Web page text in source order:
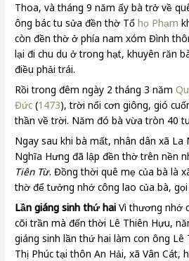
Thoa, và tháng 9 năm ấy bà trở về
ông bác tu sửa đền thờ Tổhọ Phạm
còn đền thờ ở phía nam xóm Đình
lại đi chu du ở trong hạt, khuyên răn
điều phải trái.
Rồi trong đêm ngày 2 tháng 3 năm
Đức (1473), trời nổi cơn giông, gió
thần về trời. Năm đó bà vừa tròn 40
Ngay sau khi bà mất, nhân dân xã
Nghĩa Hưng đã lập đền thờ trên nền
Tiên Từ. Đồng thời quê mẹ của bà là
thờ để tưởng nhớ công lao của bà, gọi
Lần giáng sinh thứ haiVì thương nhớ
cõi trần mà đến thời Lê Thiên Hựu,
giáng sinh lần thứ hai làm con ông Lê
Thị Phúc tại thôn An Hải, xã Vân Cát,